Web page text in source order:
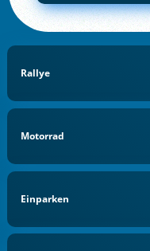
Rallye
Motorrad
Einparken